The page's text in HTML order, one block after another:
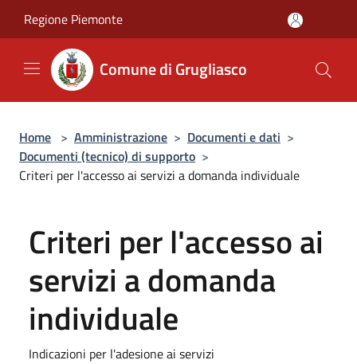
Regione Piemonte
Comune di Grugliasco
Home > Amministrazione > Documenti e dati >
Documenti (tecnico) di supporto >
Criteri per l'accesso ai servizi a domanda individuale
Criteri per l'accesso ai
servizi a domanda
individuale
Indicazioni per l'adesione ai servizi